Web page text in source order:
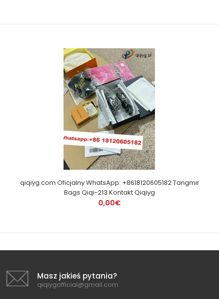
qiqiyg.com Oficjalny WhatsApp: +8618120605182 Tangmir
Bags Qiqi-213 Kontakt Qiqiyg
0,00€
Masz jakieś pytania?
qiqiygofficial@gmail.com